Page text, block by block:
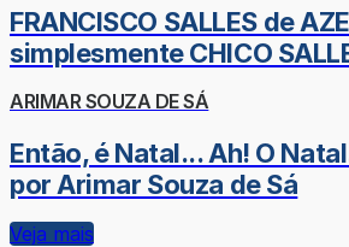
FRANCISCO SALLES de
simplesmente CHICO
ARIMAR SOUZA DE SÁ
Então, é Natal... Ah! O
por Arimar Souza de Sá
Veja mais